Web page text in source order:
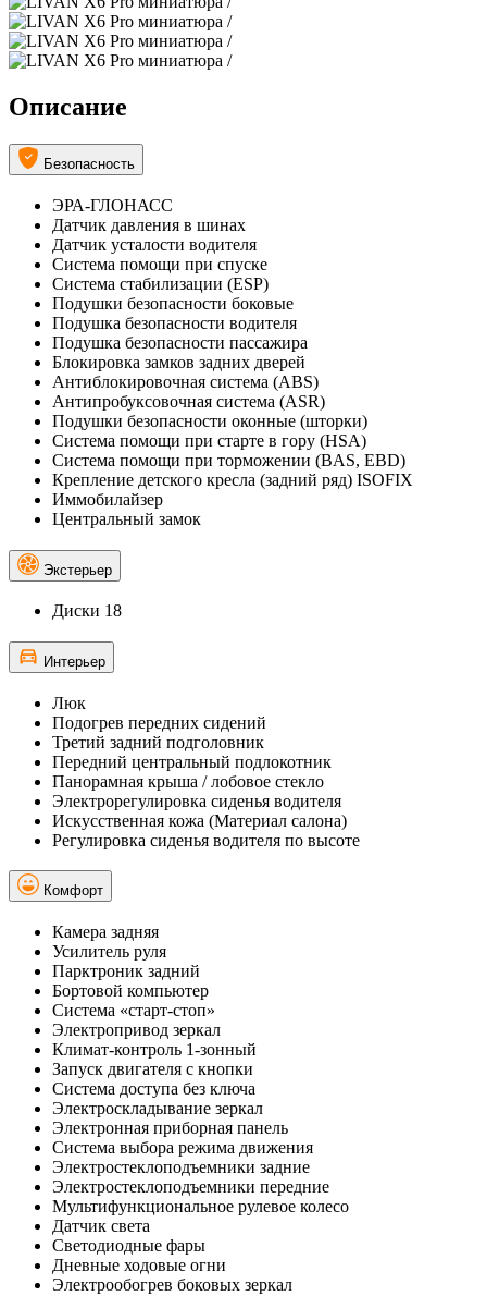
Описание
Безопасность
ЭРА-ГЛОНАСС
Датчик давления в шинах
Датчик усталости водителя
Система помощи при спуске
Система стабилизации (ESP)
Подушки безопасности боковые
Подушка безопасности водителя
Подушка безопасности пассажира
Блокировка замков задних дверей
Антиблокировочная система (ABS)
Антипробуксовочная система (ASR)
Подушки безопасности оконные (шторки)
Система помощи при старте в гору (HSA)
Система помощи при торможении (BAS, EBD)
Крепление детского кресла (задний ряд) ISOFIX
Иммобилайзер
Центральный замок
Экстерьер
Диски 18
Интерьер
Люк
Подогрев передних сидений
Третий задний подголовник
Передний центральный подлокотник
Панорамная крыша / лобовое стекло
Электрорегулировка сиденья водителя
Искусственная кожа (Материал салона)
Регулировка сиденья водителя по высоте
Комфорт
Камера задняя
Усилитель руля
Парктроник задний
Бортовой компьютер
Система «старт-стоп»
Электропривод зеркал
Климат-контроль 1-зонный
Запуск двигателя с кнопки
Система доступа без ключа
Электроскладывание зеркал
Электронная приборная панель
Система выбора режима движения
Электростеклоподъемники задние
Электростеклоподъемники передние
Мультифункциональное рулевое колесо
Датчик света
Светодиодные фары
Дневные ходовые огни
Электрообогрев боковых зеркал